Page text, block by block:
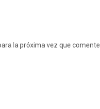
la próxima vez que comente.